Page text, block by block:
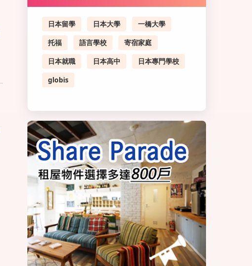
日本留學 日本大學
一橋大學
托福
語言學校
寄宿家庭
日本就職
日本高中
日本專門學校
globis